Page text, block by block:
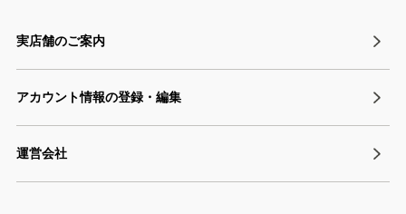
実店舗のご案内
アカウント情報の登録・編集
運営会社